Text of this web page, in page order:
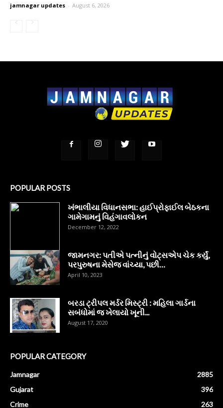
jamnagar updates - August 6, 2026
POPULAR POSTS
ખંભાલીયા વિધાનસભા: હાઈપ્રોફાઈલ બેઠકના
ગામેગામનું વિહંગાવલોકન
December 12, 2022
જામનગર: પતીએ પત્નીનું વોટ્સએપ ચેક કર્યું,
પરપુરુષના મેસેજ વાંચ્યા, પછી…
April 10, 2023
બરડા ટ્રીપલ મર્ડર મિસ્ટ્રી : મહિલા ગાર્ડના
સબંધોમાં જ ખેલાયો ખૂની...
August 17, 2020
POPULAR CATEGORY
Jamnagar
2885
Gujarat
396
Crime
263